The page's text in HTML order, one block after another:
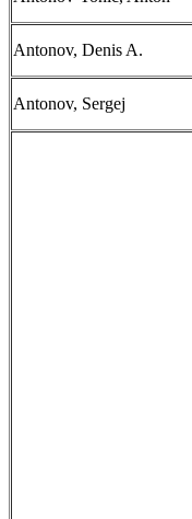
Antonov, Denis A.
Antonov, Sergej